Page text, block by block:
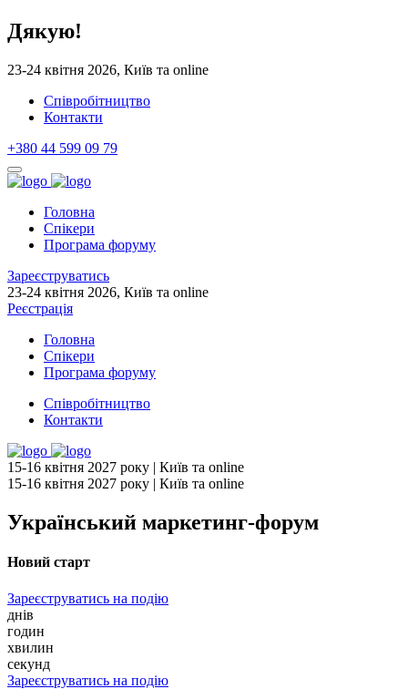
Дякую!
23-24 квітня 2026, Київ та online
Cпівробітництво
Контакти
+380 44 599 09 79
Головна
Спікери
Програма форуму
Зареєструватись
23-24 квітня 2026, Київ та online
Реєстрація
Головна
Спікери
Програма форуму
Cпівробітництво
Контакти
15-16 квітня 2027 року | Київ та online
15-16 квітня 2027 року | Київ та online
Український маркетинг-форум
Новий старт
Зареєструватись на подію
днів
годин
хвилин
секунд
Зареєструватись на подію